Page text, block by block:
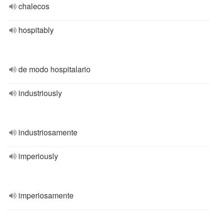
chalecos
hospitably
de modo hospitalario
industriously
industriosamente
imperiously
imperiosamente